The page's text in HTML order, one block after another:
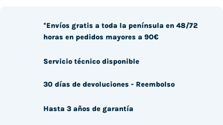
*Envíos gratis a toda la península en 48/72
horas en pedidos mayores a 90€
Servicio técnico disponible
30 días de devoluciones - Reembolso
Hasta 3 años de garantía